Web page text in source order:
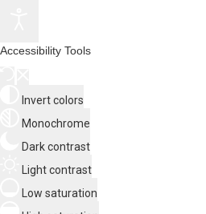
Accessibility Tools
Invert colors
Monochrome
Dark contrast
Light contrast
Low saturation